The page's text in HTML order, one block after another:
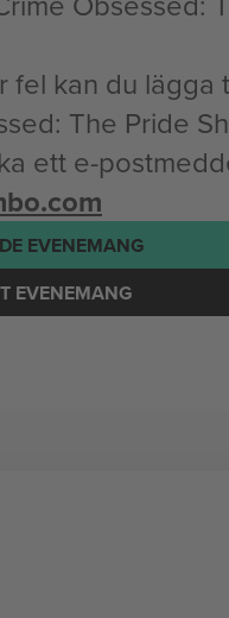
fel kan du lägga
The Pride
ett e-
EVENEMANG
EVENEMANG